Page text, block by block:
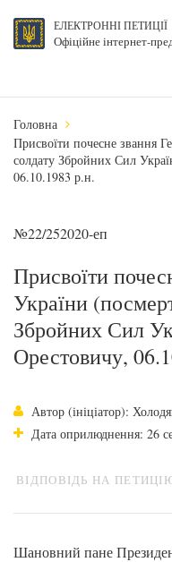
ЕЛЕКТРОННІ ПЕТИЦІЇ
Офіційне інтернет-
Головна
Присвоїти почесне звання
солдату Збройних Сил
06.10.1983 р.н.
№22/252020-еп
Присвоїти
України
Збройних Сил
Орестовичу,
Автор (ініціатор):
Дата оприлюднення: 26
ВІДПОВІДЬ НА
Шановний пане